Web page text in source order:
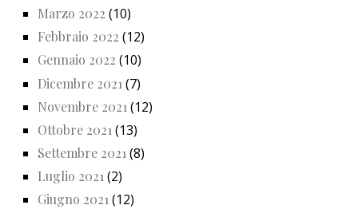
Marzo 2022 (10)
Febbraio 2022 (12)
Gennaio 2022 (10)
Dicembre 2021 (7)
Novembre 2021 (12)
Ottobre 2021 (13)
Settembre 2021 (8)
Luglio 2021(2)
Giugno 2021(12)